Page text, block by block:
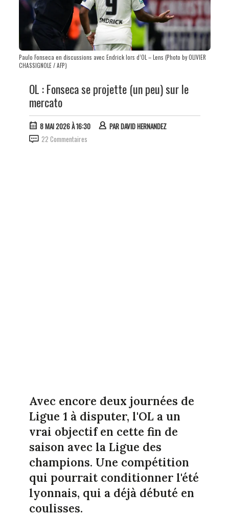
Paulo Fonseca en discussions avec Endrick lors d’OL – Lens (Photo by OLIVIER
CHASSIGNOLE / AFP)
OL : Fonseca se projette (un peu) sur le
mercato
8 MAI 2026 À 16:30 PARDAVID HERNANDEZ
22 Commentaires
Avec encore deux journées de
Ligue 1 à disputer, l'OL a un
vrai objectif en cette fin de
saison avec la Ligue des
champions. Une compétition
qui pourrait conditionner l'été
lyonnais, qui a déjà débuté en
coulisses.